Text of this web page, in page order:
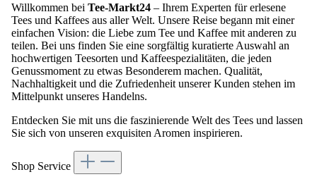
Willkommen bei Tee-Markt24 – Ihrem Experten für erlesene
Tees und Kaffees aus aller Welt. Unsere Reise begann mit einer
einfachen Vision: die Liebe zum Tee und Kaffee mit anderen zu
teilen. Bei uns finden Sie eine sorgfältig kuratierte Auswahl an
hochwertigen Teesorten und Kaffeespezialitäten, die jeden
Genussmoment zu etwas Besonderem machen. Qualität,
Nachhaltigkeit und die Zufriedenheit unserer Kunden stehen im
Mittelpunkt unseres Handelns.
Entdecken Sie mit uns die faszinierende Welt des Tees und lassen
Sie sich von unseren exquisiten Aromen inspirieren.
Shop Service